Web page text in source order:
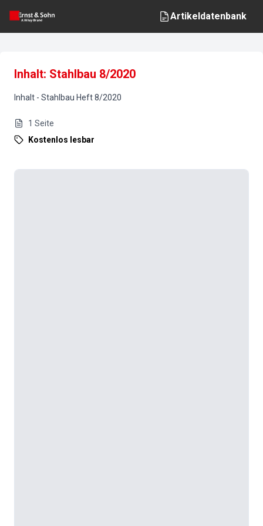
Artikeldatenbank
Inhalt: Stahlbau 8/2020
Inhalt - Stahlbau Heft8/2020
1 Seite
Kostenlos lesbar